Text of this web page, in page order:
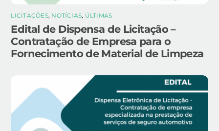
LICITAÇÕES, NOTÍCIAS, ÚLTIMAS
Edital de Dispensa de Licitação –
Contratação de Empresa para o
Fornecimento de Material de Limpeza